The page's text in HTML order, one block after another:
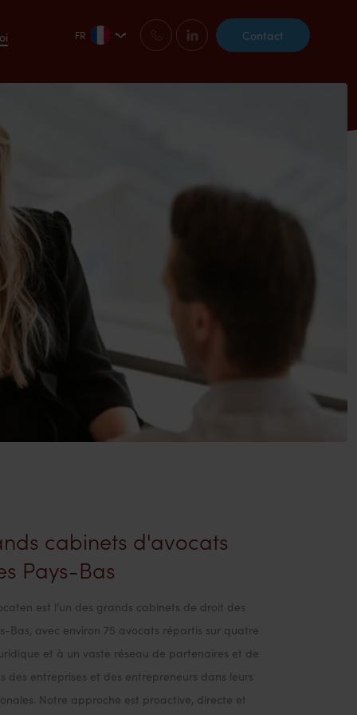
FR Contact
cabinets d'avocats
Pays-Bas
est l’un des grands cabinets de droit des
Bas, avec environ 75 avocats répartis sur quatre
et à un vaste réseau de partenaires et de
des entreprises et des entrepreneurs dans leurs
Notre approche est proactive, directe et